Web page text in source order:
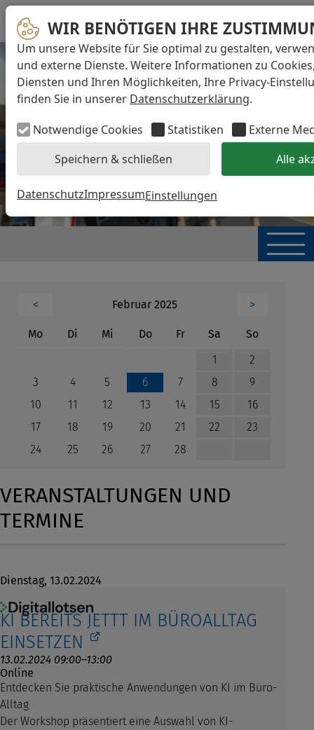
WIR BENÖTIGEN IHRE
Um unsere Website für Sie optimal zu gestalten,
und externe Dienste. Weitere Informationen zu
Diensten und Ihren Möglichkeiten, Ihre Privacy-
finden Sie in unserer Datenschutzerklärung.
Notwendige Cookies
Statistiken
Externe
Speichern & schließen
Alle
DatenschutzImpressumEinstellungen
< Februar 2025 >
Montag Di enstag
Mi ttwochDonnerstag
FreitagSa mstagSonntag
1
2
3
4 5 6 7 8
9
10
11 12 13 14 15
16
17
18 19 20 21 22
23
24
25 26 27 28
VERANSTALTUNGEN UND
TERMINE
Dienstag, 13.02.2024
KI BEREITS JETTT IM BÜROALLTAG
EINSETZEN
13.02.2024 09:00–13:00
Online
Entdecken Sie praktische Anwendungen von KI im Büro-
Alltag
Der Workshop präsentiert eine Auswahl von KI-